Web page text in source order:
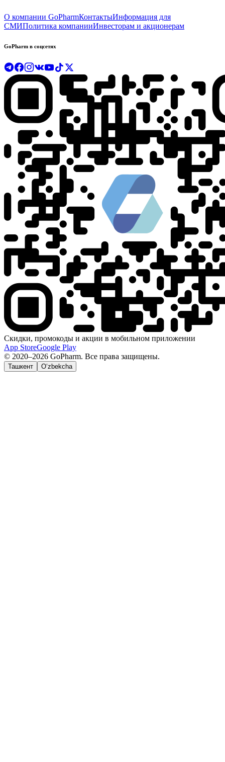
О компании GoPharmКонтактыИнформация для
СМИПолитика компанииИнвесторам и акционерам
GoPharm в соцсетях
Скидки, промокоды и акции в мобильном приложении
App StoreGoogle Play
© 2020–2026 GoPharm. Все права защищены.
Ташкент O‘zbekcha